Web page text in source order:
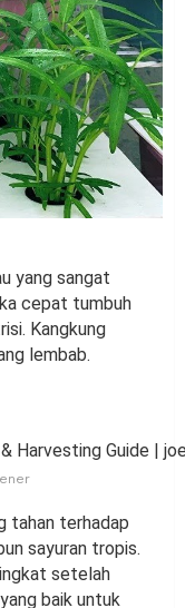
yang sangat
cepat tumbuh
Kangkung
lembab.
tahan terhadap
sayuran tropis.
setelah
baik untuk